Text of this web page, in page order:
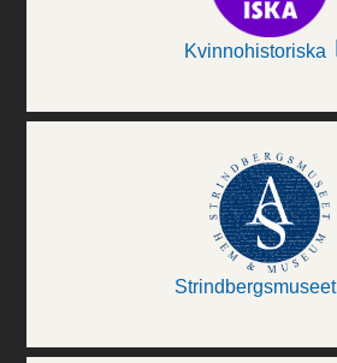
Kvinnohistoriska
Strindbergsmuseet